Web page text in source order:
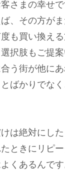
さまの幸せ
、その方が
も買い換え
択肢もご提
う街が他に
ばかりでな
は絶対にし
ときにリピ
くあるんです